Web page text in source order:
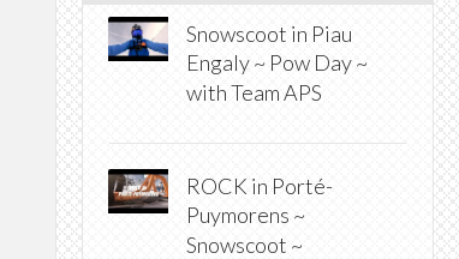
Snowscoot in Piau
Engaly ~ Pow Day ~
with Team APS
ROCK in Porté-
Puymorens ~
Snowscoot ~